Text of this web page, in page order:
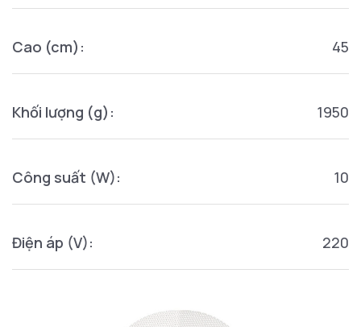
Cao (cm): 45
Khối lượng (g): 1950
Công suất (W): 10
Điện áp (V): 220